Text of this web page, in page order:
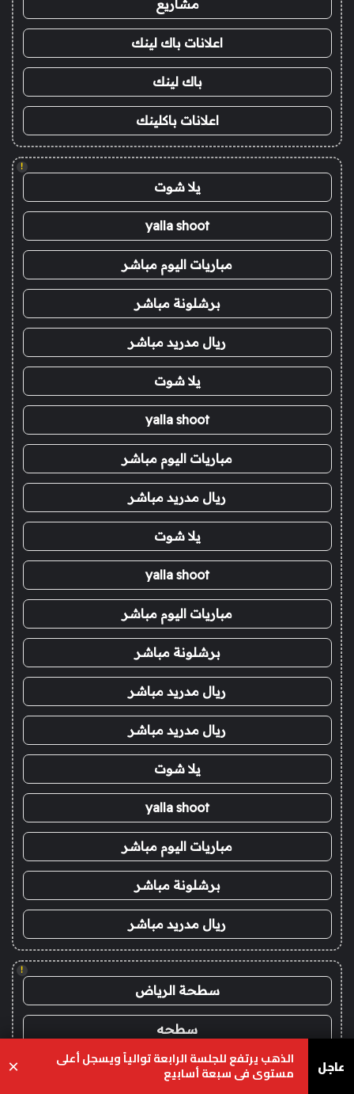
مشاريع
اعلانات باك لينك
باك لينك
اعلانات باكلينك
!
يلا شوت
yalla shoot
مباريات اليوم مباشر
برشلونة مباشر
ريال مدريد مباشر
يلا شوت
yalla shoot
مباريات اليوم مباشر
ريال مدريد مباشر
يلا شوت
yalla shoot
مباريات اليوم مباشر
برشلونة مباشر
ريال مدريد مباشر
ريال مدريد مباشر
يلا شوت
yalla shoot
مباريات اليوم مباشر
برشلونة مباشر
ريال مدريد مباشر
!
سطحة الرياض
سطحه
سطحة بين المدن عاجل الذهب يرتفع للجلسة الرابعة توالياً ويسجل أعلى
مستوى في سبعة أسابيع ×